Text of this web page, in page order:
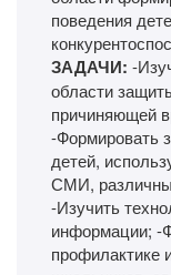
поведения
ЗАДАЧИ: -
области
причиняющей
-Формировать
детей,
СМИ,
-Изучить
информации; -
профилактике